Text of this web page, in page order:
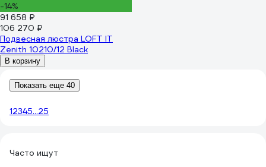
-14%
91 658 ₽
106 270 ₽
Подвесная люстра LOFT IT
Zenith 10210/12 Black
В корзину
Показать еще 40
12345...25
Часто ищут